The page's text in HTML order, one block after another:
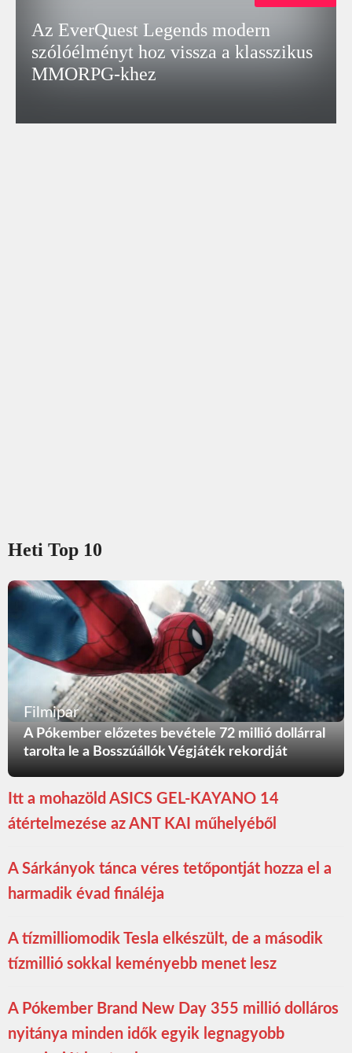
Az EverQuest Legends modern
szólóélményt hoz vissza a klasszikus
MMORPG‑khez
Heti Top 10
Filmipar
A Pókember előzetes bevétele 72 millió dollárral
tarolta le a Bosszúállók Végjáték rekordját
Itt a mohazöld ASICS GEL-KAYANO 14
átértelmezése az ANT KAI műhelyéből
A Sárkányok tánca véres tetőpontját hozza el a
harmadik évad fináléja
A tízmilliomodik Tesla elkészült, de a második
tízmillió sokkal keményebb menet lesz
A Pókember Brand New Day 355 millió dolláros
nyitánya minden idők egyik legnagyobb